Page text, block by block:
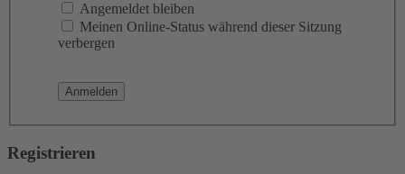
Angemeldet bleiben
Meinen Online-Status während dieser Sitzung
verbergen
Registrieren